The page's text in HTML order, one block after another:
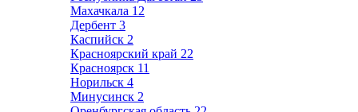
Махачкала 12
Дербент 3
Каспийск 2
Красноярский край 22
Красноярск 11
Норильск 4
Минусинск 2